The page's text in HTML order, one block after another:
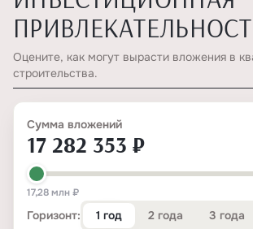
Оцените, как могут вырасти вложения в
строительства.
Сумма вложений
17 282 353 ₽
17,28 млн ₽
Горизонт: 1 год 2 года 3 года